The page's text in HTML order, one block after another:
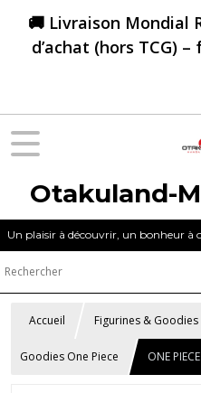
🚚 Livraison Mondial
d’achat (hors TCG)
Otakuland-
Un plaisir à découvrir, un bonheur à
Accueil Figurines & Goodies
Goodies One Piece ONE